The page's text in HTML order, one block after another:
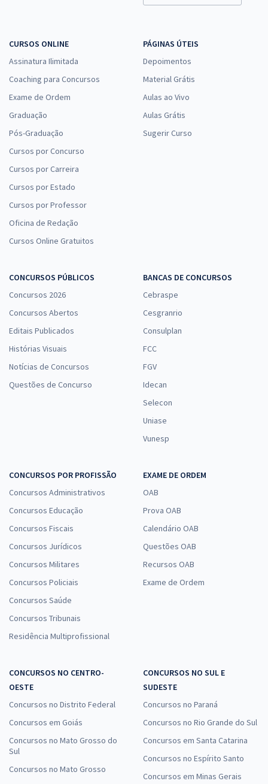
CURSOS ONLINE
Assinatura Ilimitada
Coaching para Concursos
Exame de Ordem
Graduação
Pós-Graduação
Cursos por Concurso
Cursos por Carreira
Cursos por Estado
Cursos por Professor
Oficina de Redação
Cursos Online Gratuitos
PÁGINAS ÚTEIS
Depoimentos
Material Grátis
Aulas ao Vivo
Aulas Grátis
Sugerir Curso
CONCURSOS PÚBLICOS
Concursos 2026
Concursos Abertos
Editais Publicados
Histórias Visuais
Notícias de Concursos
Questões de Concurso
BANCAS DE CONCURSOS
Cebraspe
Cesgranrio
Consulplan
FCC
FGV
Idecan
Selecon
Uniase
Vunesp
CONCURSOS POR PROFISSÃO
Concursos Administrativos
Concursos Educação
Concursos Fiscais
Concursos Jurídicos
Concursos Militares
Concursos Policiais
Concursos Saúde
Concursos Tribunais
Residência Multiprofissional
EXAME DE ORDEM
OAB
Prova OAB
Calendário OAB
Questões OAB
Recursos OAB
Exame de Ordem
CONCURSOS NO CENTRO-
OESTE
Concursos no Distrito Federal
Concursos em Goiás
Concursos no Mato Grosso do
Sul
Concursos no Mato Grosso
CONCURSOS NO SUL E
SUDESTE
Concursos no Paraná
Concursos no Rio Grande do Sul
Concursos em Santa Catarina
Concursos no Espírito Santo
Concursos em Minas Gerais